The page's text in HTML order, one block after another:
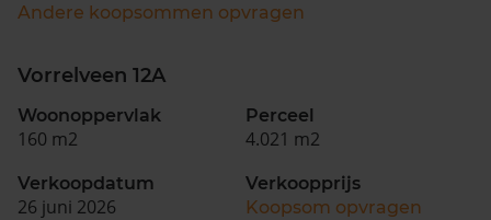
Andere koopsommen opvragen
Vorrelveen 12A
Woonoppervlak
160 m2
Perceel
4.021 m2
Verkoopdatum
26 juni 2026
Verkoopprijs
Koopsom opvragen